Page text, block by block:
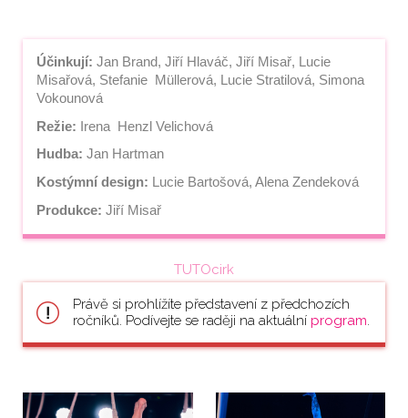
Účinkují: Jan Brand, Jiří Hlaváč, Jiří Misař, Lucie
Misařová, Stefanie  Müllerová, Lucie Stratilová, Simona
Vokounová
Režie: Irena  Henzl Velichová
Hudba: Jan Hartman
Kostýmní design: Lucie Bartošová, Alena Zendeková
Produkce: Jiří Misař
TUTOcirk
Právě si prohlížíte představení z předchozích
ročníků. Podívejte se raději na aktuální program.